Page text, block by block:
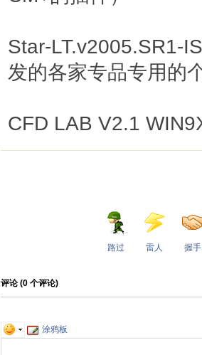
Star-LT.v2005.SR1-
发的各家专品专用的
CFD LAB V2.1
路过 雷人 握手
评论 (0 个评论)
涂鸦板